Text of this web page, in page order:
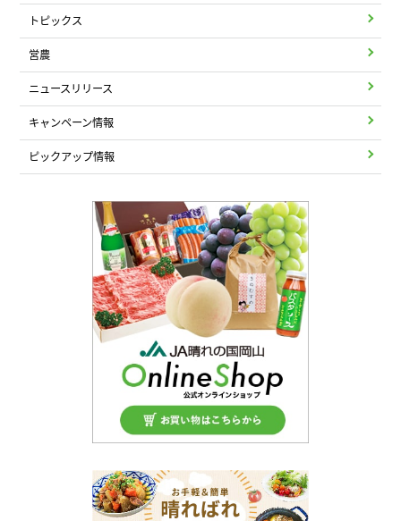
トピックス
営農
ニュースリリース
キャンペーン情報
ピックアップ情報